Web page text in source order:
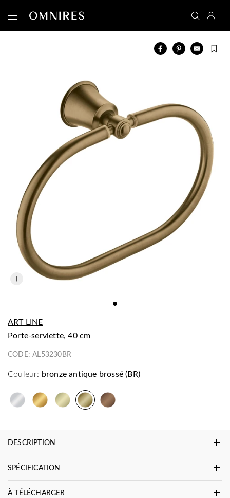
ART LINE
porte-serviette, 40 cm
CODE:AL53230BR
Couleur: bronze antique brossé (BR)
DESCRIPTION
SPÉCIFICATION
À TÉLÉCHARGER